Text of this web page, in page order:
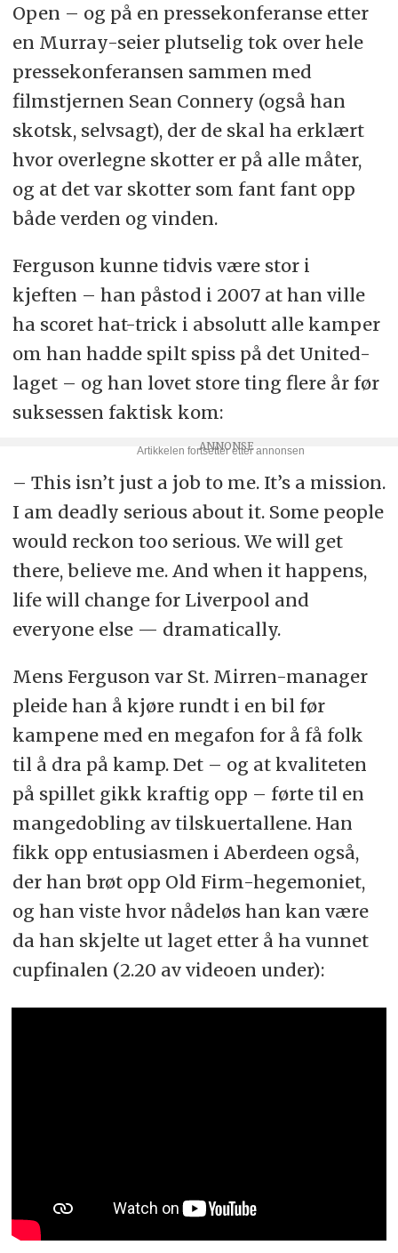
Open – og på en pressekonferanse etter
en Murray-seier plutselig tok over hele
pressekonferansen sammen med
filmstjernen Sean Connery (også han
skotsk, selvsagt), der de skal ha erklært
hvor overlegne skotter er på alle måter,
og at det var skotter som fant fant opp
både verden og vinden.
Ferguson kunne tidvis være stor i
kjeften – han påstod i 2007 at han ville
ha scoret hat-trick i absolutt alle kamper
om han hadde spilt spiss på det United-
laget – og han lovet store ting flere år før
suksessen faktisk kom:
– This isn’t just a job to me. It’s a mission.
I am deadly serious about it. Some people
would reckon too serious. We will get
there, believe me. And when it happens,
life will change for Liverpool and
everyone else — dramatically.
Mens Ferguson var St. Mirren-manager
pleide han å kjøre rundt i en bil før
kampene med en megafon for å få folk
til å dra på kamp. Det – og at kvaliteten
på spillet gikk kraftig opp – førte til en
mangedobling av tilskuertallene. Han
fikk opp entusiasmen i Aberdeen også,
der han brøt opp Old Firm-hegemoniet,
og han viste hvor nådeløs han kan være
da han skjelte ut laget etter å ha vunnet
cupfinalen (2.20 av videoen under):